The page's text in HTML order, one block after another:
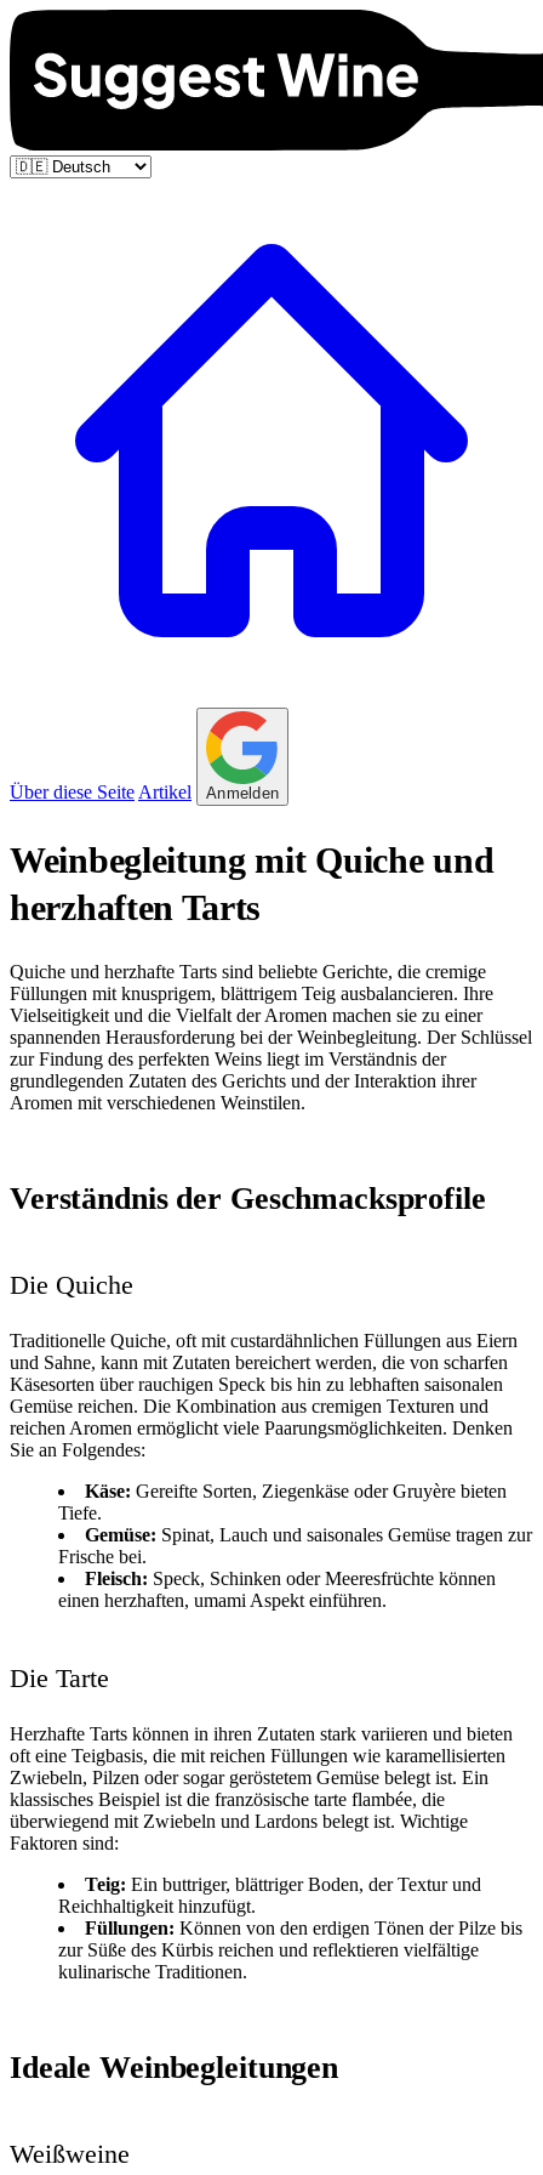
Über diese Seite Artikel Anmelden
Weinbegleitung mit Quiche und
herzhaften Tarts
Quiche und herzhafte Tarts sind beliebte Gerichte, die cremige
Füllungen mit knusprigem, blättrigem Teig ausbalancieren. Ihre
Vielseitigkeit und die Vielfalt der Aromen machen sie zu einer
spannenden Herausforderung bei der Weinbegleitung. Der Schlüssel
zur Findung des perfekten Weins liegt im Verständnis der
grundlegenden Zutaten des Gerichts und der Interaktion ihrer
Aromen mit verschiedenen Weinstilen.
Verständnis der Geschmacksprofile
Die Quiche
Traditionelle Quiche, oft mit custardähnlichen Füllungen aus Eiern
und Sahne, kann mit Zutaten bereichert werden, die von scharfen
Käsesorten über rauchigen Speck bis hin zu lebhaften saisonalen
Gemüse reichen. Die Kombination aus cremigen Texturen und
reichen Aromen ermöglicht viele Paarungsmöglichkeiten. Denken
Sie an Folgendes:
Käse: Gereifte Sorten, Ziegenkäse oder Gruyère bieten
Tiefe.
Gemüse: Spinat, Lauch und saisonales Gemüse tragen zur
Frische bei.
Fleisch: Speck, Schinken oder Meeresfrüchte können
einen herzhaften, umami Aspekt einführen.
Die Tarte
Herzhafte Tarts können in ihren Zutaten stark variieren und bieten
oft eine Teigbasis, die mit reichen Füllungen wie karamellisierten
Zwiebeln, Pilzen oder sogar geröstetem Gemüse belegt ist. Ein
klassisches Beispiel ist die französische tarte flambée, die
überwiegend mit Zwiebeln und Lardons belegt ist. Wichtige
Faktoren sind:
Teig: Ein buttriger, blättriger Boden, der Textur und
Reichhaltigkeit hinzufügt.
Füllungen: Können von den erdigen Tönen der Pilze bis
zur Süße des Kürbis reichen und reflektieren vielfältige
kulinarische Traditionen.
Ideale Weinbegleitungen
Weißweine